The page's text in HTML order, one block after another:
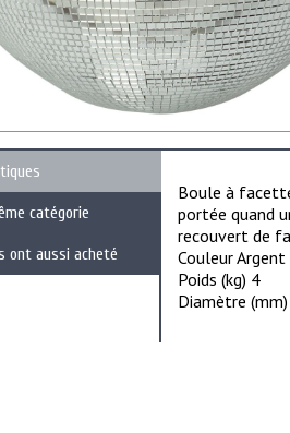
catégorie
ont aussi acheté
Boule à
portée quand
recouvert de
Couleur Argent
Poids (kg) 4
Diamètre (mm